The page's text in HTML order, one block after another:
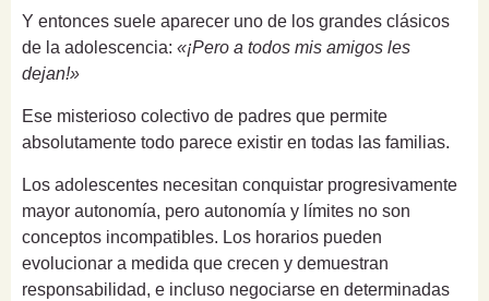
Y entonces suele aparecer uno de los grandes clásicos
de la adolescencia: «¡Pero a todos mis amigos les
dejan!»
Ese misterioso colectivo de padres que permite
absolutamente todo parece existir en todas las familias.
Los adolescentes necesitan conquistar progresivamente
mayor autonomía, pero autonomía y límites no son
conceptos incompatibles. Los horarios pueden
evolucionar a medida que crecen y demuestran
responsabilidad, e incluso negociarse en determinadas